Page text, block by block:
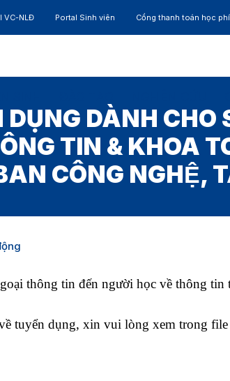
VC-NLĐ Portal Sinh viên Cổng thanh toán học phí
DỤNG DÀNH CHO
TIN & KHOA
CÔNG NGHỆ,
thông tin đến người học về thông tin
tuyển dụng, xin vui lòng xem trong